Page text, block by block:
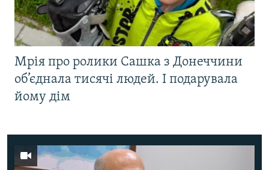
Мрія про ролики Сашка з Донеччини
об’єднала тисячі людей. І подарувала
йому дім